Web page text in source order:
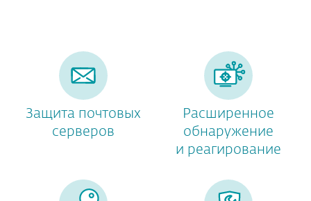
Защита почтовых
серверов
Расширенное
обнаружение
и реагирование